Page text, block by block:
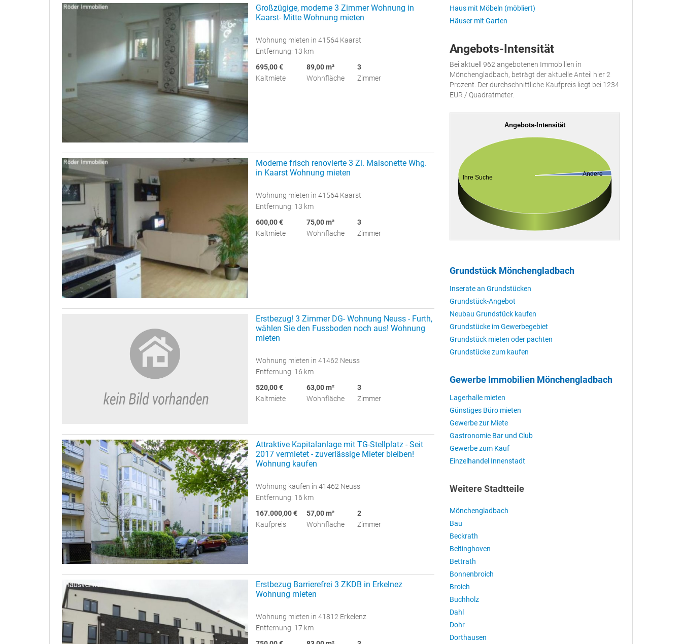
Großzügige, moderne 3 Zimmer Wohnung in
Kaarst- Mitte Wohnung mieten
Wohnung mieten in 41564 Kaarst
Entfernung: 13 km
695,00 €
Kaltmiete
89,00 m²
Wohnfläche
3
Zimmer
Moderne frisch renovierte 3 Zi. Maisonette Whg.
in Kaarst Wohnung mieten
Wohnung mieten in 41564 Kaarst
Entfernung: 13 km
600,00 €
Kaltmiete
75,00 m²
Wohnfläche
3
Zimmer
Erstbezug! 3 Zimmer DG- Wohnung Neuss - Furth,
wählen Sie den Fussboden noch aus! Wohnung
mieten
Wohnung mieten in 41462 Neuss
Entfernung: 16 km
520,00 €
Kaltmiete
63,00 m²
Wohnfläche
3
Zimmer
Attraktive Kapitalanlage mit TG-Stellplatz - Seit
2017 vermietet - zuverlässige Mieter bleiben!
Wohnung kaufen
Wohnung kaufen in 41462 Neuss
Entfernung: 16 km
167.000,00 €
Kaufpreis
57,00 m²
Wohnfläche
2
Zimmer
Erstbezug Barrierefrei 3 ZKDB in Erkelnez
Wohnung mieten
Wohnung mieten in 41812 Erkelenz
Entfernung: 17 km
Haus mit Möbeln (möbliert)
Häuser mit Garten
Angebots-Intensität
Bei aktuell 962 angebotenen Immobilien in
Mönchengladbach, beträgt der aktuelle Anteil hier 2
Prozent. Der durchschnittliche Kaufpreis liegt bei 1234
EUR / Quadratmeter.
Angebots-Intensität
Ihre Suche
Andere
Grundstück Mönchengladbach
Inserate an Grundstücken
Grundstück-Angebot
Neubau Grundstück kaufen
Grundstücke im Gewerbegebiet
Grundstück mieten oder pachten
Grundstücke zum kaufen
Gewerbe Immobilien Mönchengladbach
Lagerhalle mieten
Günstiges Büro mieten
Gewerbe zur Miete
Gastronomie Bar und Club
Gewerbe zum Kauf
Einzelhandel Innenstadt
Weitere Stadtteile
Mönchengladbach
Bau
Beckrath
Beltinghoven
Bettrath
Bonnenbroich
Broich
Buchholz
Dahl
Dohr
Dorthausen